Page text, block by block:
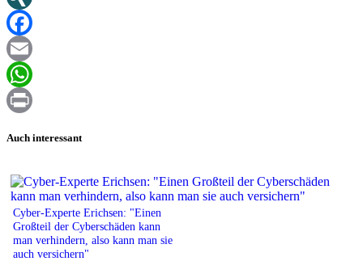
XING
Facebook
Email
WhatsApp
Auch interessant
Cyber-Experte Erichsen: "Einen
Großteil der Cyberschäden kann
man verhindern, also kann man sie
auch versichern"